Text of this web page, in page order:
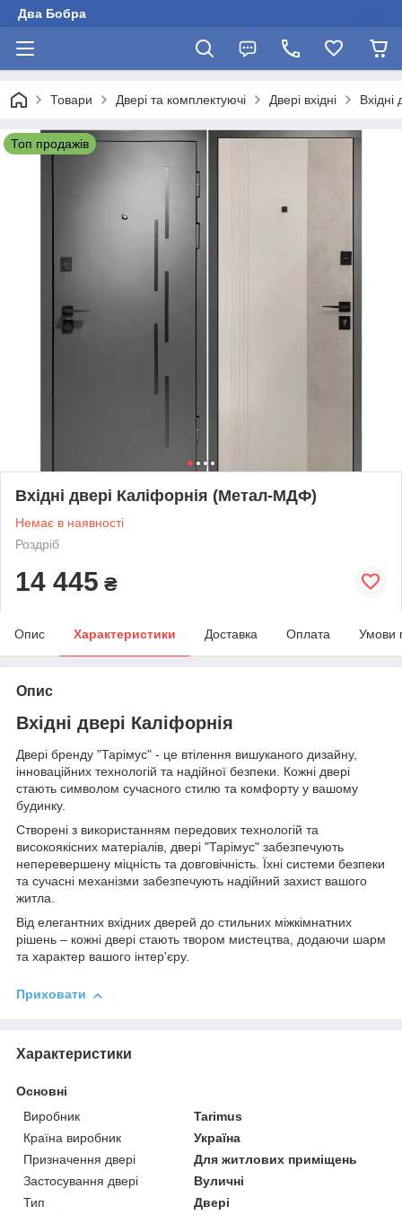
Два Бобра
Товари Двері та комплектуючі Двері вхідні
Топ продажів
Вхідні двері Каліфорнія (Метал-МДФ)
Немає в наявності
Роздріб
14 445 ₴
Опис Характеристики Доставка Оплата Умови
Опис
Вхідні двері Каліфорнія
Двері бренду "Тарімус" - це втілення вишуканого дизайну,
інноваційних технологій та надійної безпеки. Кожні двері
стають символом сучасного стилю та комфорту у вашому
будинку.
Створені з використанням передових технологій та
високоякісних матеріалів, двері "Тарімус" забезпечують
неперевершену міцність та довговічність. Їхні системи безпеки
та сучасні механізми забезпечують надійний захист вашого
житла.
Від елегантних вхідних дверей до стильних міжкімнатних
рішень – кожні двері стають твором мистецтва, додаючи шарм
та характер вашого інтер'єру.
Приховати
Характеристики
Основні
Виробник
Tarimus
Країна виробник
Україна
Призначення двері
Для житлових приміщень
Застосування двері
Вуличні
Тип
Двері